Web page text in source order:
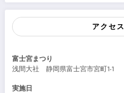
アクセス
富士宮まつり
浅間大社 静岡県富士宮市宮町1-1
実施日